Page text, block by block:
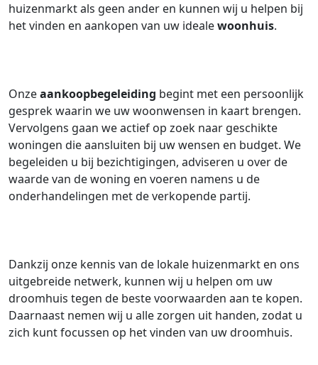
huizenmarkt als geen ander en kunnen wij u helpen bij
het vinden en aankopen van uw idealewoonhuis.
Onzeaankoopbegeleiding begint met een persoonlijk
gesprek waarin we uw woonwensen in kaart brengen.
Vervolgens gaan we actief op zoek naar geschikte
woningen die aansluiten bij uw wensen en budget. We
begeleiden u bij bezichtigingen, adviseren u over de
waarde van de woning en voeren namens u de
onderhandelingen met de verkopende partij.
Dankzij onze kennis van de lokale huizenmarkt en ons
uitgebreide netwerk, kunnen wij u helpen om uw
droomhuis tegen de beste voorwaarden aan te kopen.
Daarnaast nemen wij u alle zorgen uit handen, zodat u
zich kunt focussen op het vinden van uw droomhuis.